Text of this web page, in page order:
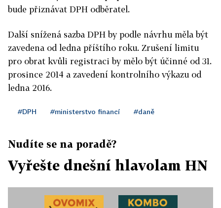
bude přiznávat DPH odběratel.
Další snížená sazba DPH by podle návrhu měla být
zavedena od ledna příštího roku. Zrušení limitu
pro obrat kvůli registraci by mělo být účinné od 31.
prosince 2014 a zavedení kontrolního výkazu od
ledna 2016.
#DPH #ministerstvo financí #daně
Nudíte se na poradě?
Vyřešte dnešní hlavolam HN